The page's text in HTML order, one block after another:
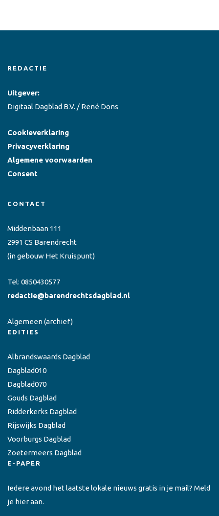
REDACTIE
Uitgever:
Digitaal Dagblad B.V. / René Dons
Cookieverklaring
Privacyverklaring
Algemene voorwaarden
Consent
CONTACT
Middenbaan 111
2991 CS Barendrecht
(in gebouw Het Kruispunt)
Tel: 0850430577
redactie@barendrechtsdagblad.nl
Algemeen(archief)
EDITIES
Albrandswaards Dagblad
Dagblad010
Dagblad070
Gouds Dagblad
Ridderkerks Dagblad
Rijswijks Dagblad
Voorburgs Dagblad
Zoetermeers Dagblad
E-PAPER
Iedere avond het laatste lokale nieuws gratis in je mail? Meld
je hier aan.